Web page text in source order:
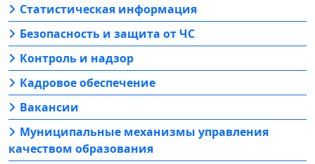
Статистическая информация
Безопасность и защита от ЧС
Контроль и надзор
Кадровое обеспечение
Вакансии
Муниципальные механизмы управления
качеством образования